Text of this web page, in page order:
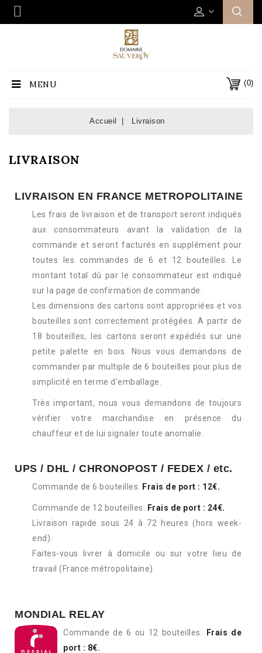
(0)
MENU
Accueil Livraison
LIVRAISON
LIVRAISON EN FRANCE METROPOLITAINE
Les frais de livraison et de transport seront indiqués
aux consommateurs avant la validation de la
commande et seront facturés en supplément pour
toutes les commandes de 6 et 12 bouteilles. Le
montant total dû par le consommateur est indiqué
sur la page de confirmation de commande.
Les dimensions des cartons sont appropriées et vos
bouteilles sont correctement protégées. A partir de
18 bouteilles, les cartons seront expédiés sur une
petite palette en bois. Nous vous demandons de
commander par multiple de 6 bouteilles pour plus de
simplicité en terme d'emballage.
Très important, nous vous demandons de toujours
vérifier votre marchandise en présence du
chauffeur et de lui signaler toute anomalie.
UPS / DHL / CHRONOPOST / FEDEX / etc.
Commande de 6 bouteilles. Frais de port : 12€.
Commande de 12 bouteilles.
Frais de port : 24€.
Livraison rapide sous 24 à 72 heures (hors week-
end).
Faites-vous livrer à domicile ou sur votre lieu de
travail (France métropolitaine)
MONDIAL RELAY
Commande de 6 ou 12 bouteilles.
Frais de
port : 8€.